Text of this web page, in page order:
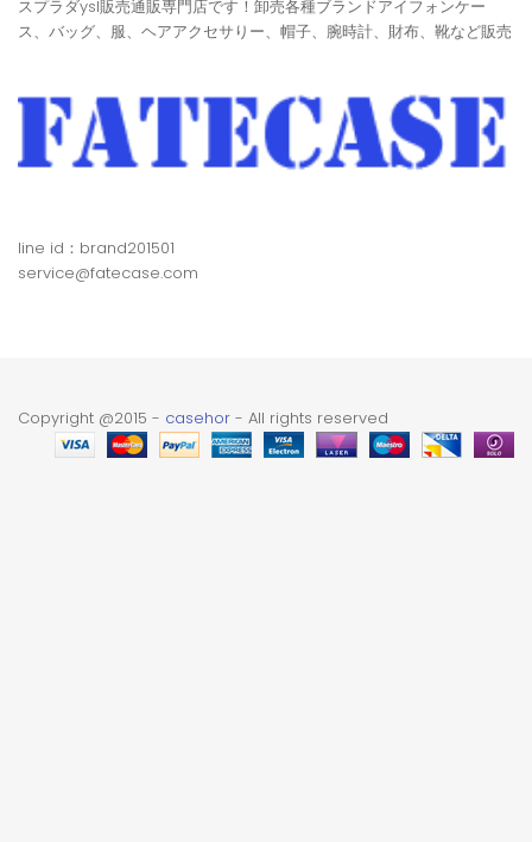
スプラダysl販売通販専門店です！卸売各種ブランドアイフォンケー
ス、バッグ、服、ヘアアクセサりー、帽子、腕時計、財布、靴など販売
line id：brand201501
service@fatecase.com
Copyright @2015 - casehor - All rights reserved